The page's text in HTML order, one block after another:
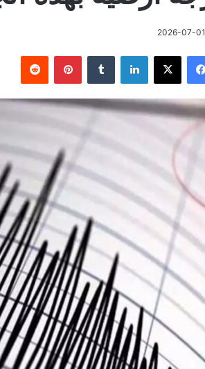
2026-07-01
فيسبوك X لينكدإن بينتيريست